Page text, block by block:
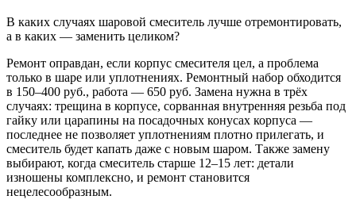
В каких случаях шаровой смеситель лучше отремонтировать,
а в каких — заменить целиком?
Ремонт оправдан, если корпус смесителя цел, а проблема
только в шаре или уплотнениях. Ремонтный набор обходится
в 150–400 руб., работа — 650 руб. Замена нужна в трёх
случаях: трещина в корпусе, сорванная внутренняя резьба под
гайку или царапины на посадочных конусах корпуса —
последнее не позволяет уплотнениям плотно прилегать, и
смеситель будет капать даже с новым шаром. Также замену
выбирают, когда смеситель старше 12–15 лет: детали
изношены комплексно, и ремонт становится
нецелесообразным.